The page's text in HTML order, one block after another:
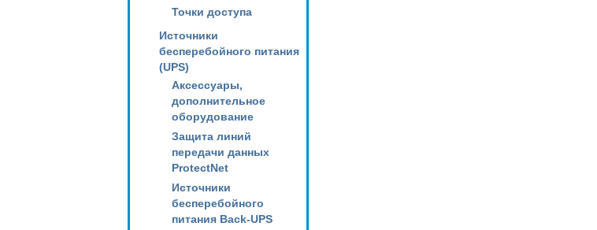
Точки доступа
Источники
бесперебойного питания
(UPS)
Аксессуары,
дополнительное
оборудование
Защита линий
передачи данных
ProtectNet
Источники
бесперебойного
питания Back-UPS